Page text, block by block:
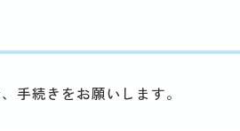
手続きをお願いします。